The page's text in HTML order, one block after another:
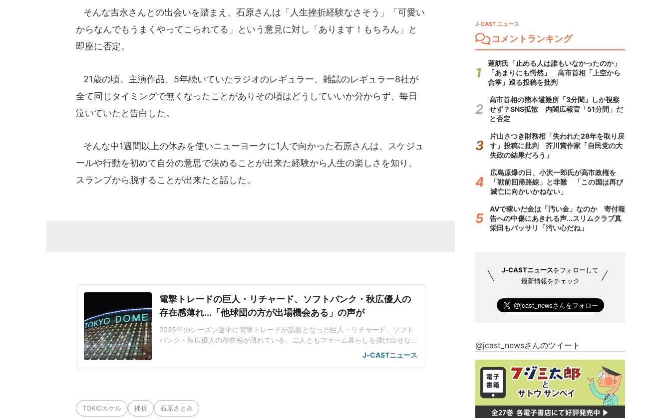
そんな吉永さんとの出会いを踏まえ、石原さんは「人生挫折経験なさそう」「可愛い
からなんでもうまくやってこられてる」という意見に対し「あります！もちろん」と
即座に否定。
21歳の頃、主演作品、5年続いていたラジオのレギュラー、雑誌のレギュラー8社が
全て同じタイミングで無くなったことがありその頃はどうしていいか分からず、毎日
泣いていたと告白した。
そんな中1週間以上の休みを使いニューヨークに1人で向かった石原さんは、スケジュ
ールや行動を初めて自分の意思で決めることが出来た経験から人生の楽しさを知り、
スランプから脱することが出来たと話した。
電撃トレードの巨人・リチャード、ソフトバンク・秋広優人の
存在感薄れ...「他球団の方が出場機会ある」の声が
2025年のシーズン途中に電撃トレードが話題となった巨人・リチャード、ソフト
バンク・秋広優人の存在感が薄れている。二人ともファーム暮らしを抜け出せな
いリチャードはソフトバンク在籍時にウエスタン・リーグで5年連続本塁打王に輝
いた長打力を評価され、秋広優人、大江竜聖と2対1のトレードで25年5月に巨人に
J-CASTニュース
TOKIOカケル 挫折 石原さとみ
J-CAST ニュース
コメントランキング
蓮舫氏「止める人は誰もいなかったのか」
「あまりにも愕然」 高市首相「上空から
合掌」巡る投稿を批判
高市首相の熊本避難所「3分間」しか視察
せず？SNS拡散 内閣広報官「51分間」だ
と否定
片山さつき財務相「失われた28年を取り戻
す」投稿に批判 芥川賞作家「自民党の大
失政の結果だろう」
広島原爆の日、小沢一郎氏が高市政権を
「戦前回帰路線」と非難 「この国は再び
滅亡に向かいかねない」
AVで稼いだ金は「汚い金」なのか 寄付報
告への中傷にあきれる声...スリムクラブ真
栄田もバッサリ「汚い心だね」
J-CASTニュースをフォローして
最新情報をチェック
@jcast_newsさんのツイート